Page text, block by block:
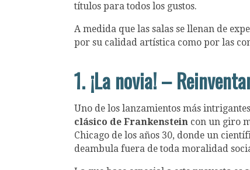
títulos para todos los gustos.
A medida que las salas se llenan de
por su calidad artística como por las
1. ¡La novia! –
Uno de los lanzamientos más
clásico de Frankenstein con un giro
Chicago de los años 30, donde un
deambula fuera de toda moralidad